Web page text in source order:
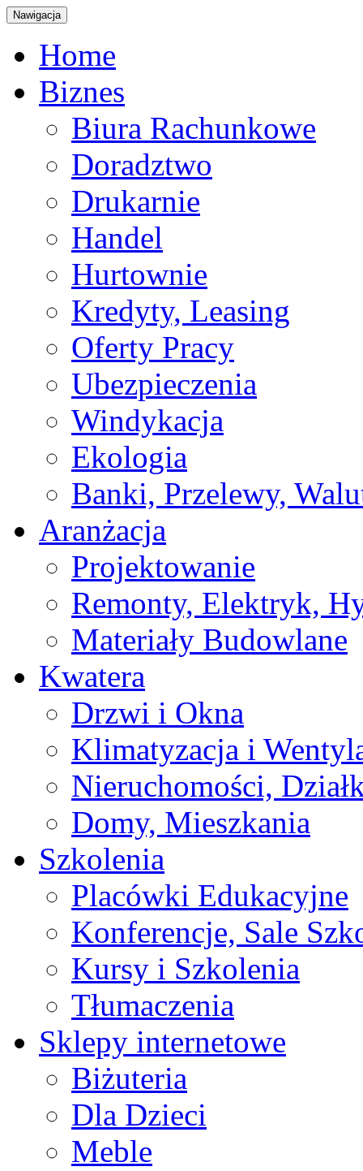
Nawigacja
Home
Biznes
Biura Rachunkowe
Doradztwo
Drukarnie
Handel
Hurtownie
Kredyty, Leasing
Oferty Pracy
Ubezpieczenia
Windykacja
Ekologia
Banki, Przelewy,
Aranżacja
Projektowanie
Remonty, Elektryk,
Materiały Budowlane
Kwatera
Drzwi i Okna
Klimatyzacja i
Nieruchomości,
Domy, Mieszkania
Szkolenia
Placówki Edukacyjne
Konferencje, Sale
Kursy i Szkolenia
Tłumaczenia
Sklepy internetowe
Biżuteria
Dla Dzieci
Meble